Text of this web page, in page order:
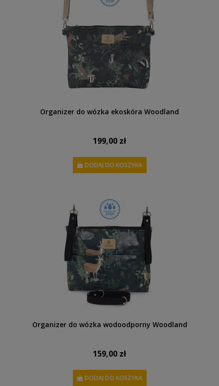
Organizer do wózka ekoskóra Woodland
199,00 zł
DODAJ DO KOSZYKA
Organizer do wózka wodoodporny Woodland
159,00 zł
DODAJ DO KOSZYKA